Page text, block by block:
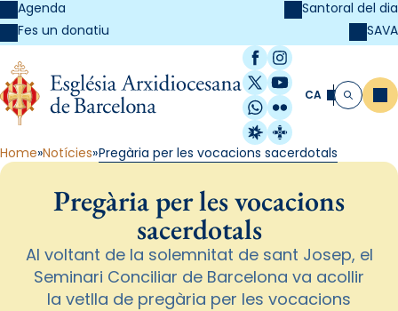
Agenda
Fes un donatiu
Santoral del dia
SAVA
Facebook
Instagram
X / Twitter
YouTube
WhatsApp
Flickr
Radio Estel
Catalunya
CA Cerca
Home Notícies Pregària per les vocacions sacerdotals
Pregària per les vocacions
sacerdotals
Al voltant de la solemnitat de sant Josep, el
Seminari Conciliar de Barcelona va acollir
la vetlla de pregària per les vocacions